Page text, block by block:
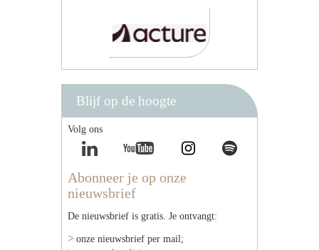
Blijf op de hoogte
Volg ons
Abonneer je op onze
nieuwsbrief
De nieuwsbrief is gratis. Je ontvangt:
onze nieuwsbrief per mail;